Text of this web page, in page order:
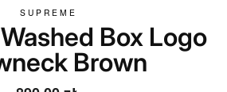
SUPREME
Box Logo
Brown
Regular